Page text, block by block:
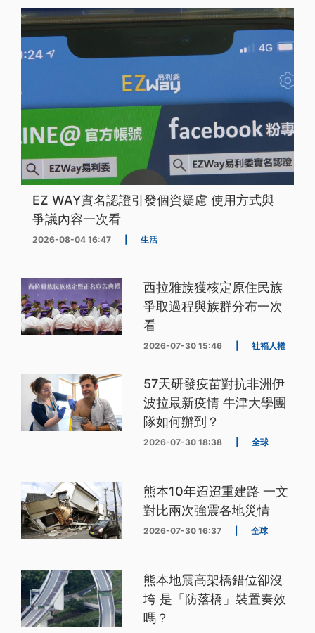
EZ WAY實名認證引發個資疑慮 使用方式與
爭議內容一次看
2026-08-04 16:47 生活
西拉雅族獲核定原住民族
爭取過程與族群分布一次
看
2026-07-30 15:46 社福人權
57天研發疫苗對抗非洲伊
波拉最新疫情 牛津大學團
隊如何辦到？
2026-07-30 18:38 全球
熊本10年迢迢重建路 一文
對比兩次強震各地災情
2026-07-30 16:37 全球
熊本地震高架橋錯位卻沒
垮 是「防落橋」裝置奏效
嗎？